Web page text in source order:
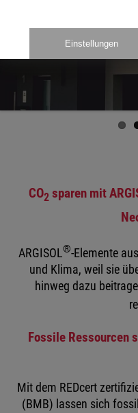
CO2 sparen mit
ARGISOL®-Elemente
und Klima, weil sie
hinweg dazu
Fossile Ressourcen
Mit dem REDcert
(BMB) lassen sich
Einstellungen